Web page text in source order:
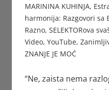
MARININA KUHINJA,
harmonija: Razgovori sa
Razno, SELEKTORova
Video, YouTube,
ZNANJE JE MOĆ
“Ne, zaista nema